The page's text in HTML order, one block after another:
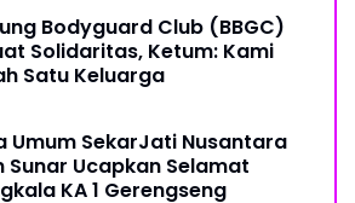
Bodyguard Club (BBGC)
Solidaritas, Ketum: Kami
Satu Keluarga
Umum SekarJati Nusantara
Sunar Ucapkan Selamat
KA 1 Gerengseng